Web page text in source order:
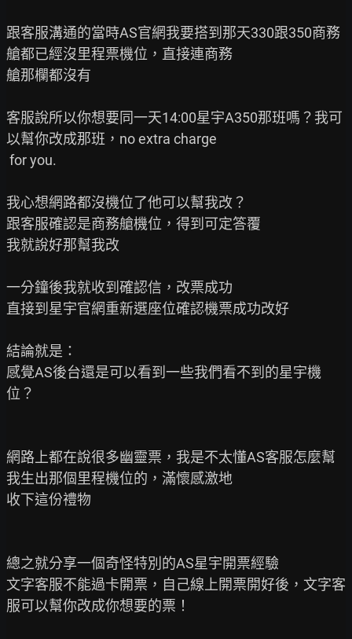
跟客服溝通的當時AS官網我要搭到那天330跟350商務
艙都已經沒里程票機位，直接連商務
艙那欄都沒有
客服說所以你想要同一天14:00星宇A350那班嗎？我可
以幫你改成那班，no extra charge
我心想網路都沒機位了他可以幫我改？
跟客服確認是商務艙機位，得到可定答覆
我就說好那幫我改
一分鐘後我就收到確認信，改票成功
直接到星宇官網重新選座位確認機票成功改好
結論就是：
感覺AS後台還是可以看到一些我們看不到的星宇機
位？
網路上都在說很多幽靈票，我是不太懂AS客服怎麼幫
我生出那個里程機位的，滿懷感激地
收下這份禮物
總之就分享一個奇怪特別的AS星宇開票經驗
文字客服不能過卡開票，自己線上開票開好後，文字客
服可以幫你改成你想要的票！